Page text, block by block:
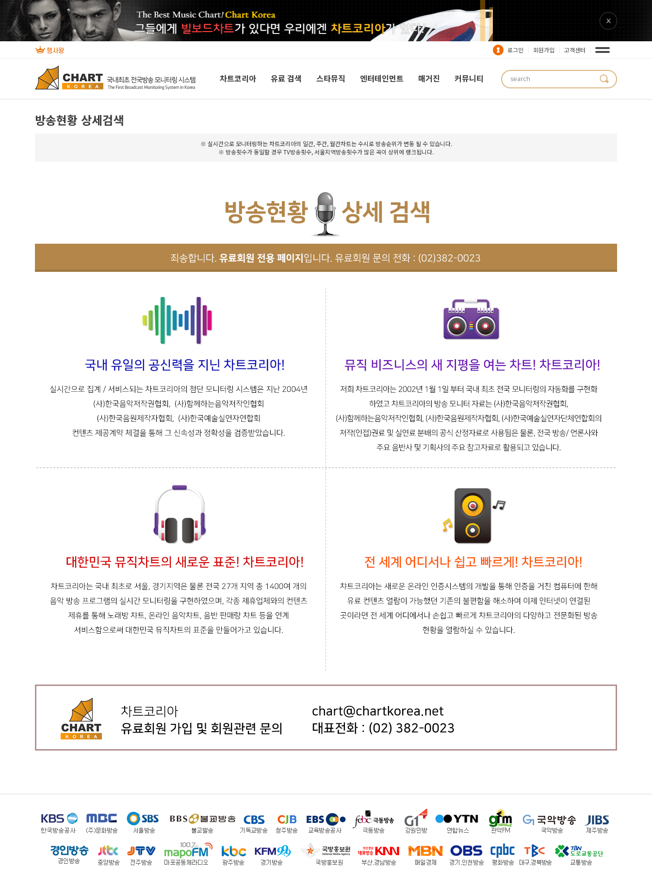
로그인 회원가입 고객센터
차트코리아 유료 검색 스타뮤직 엔터테인먼트 매거진 커뮤니티
방송현황 상세검색
※ 실시간으로 모니터링하는 차트코리아의 일간, 주간, 월간차트는 수시로 방송순위가 변동 될 수 있습니다.
※ 방송횟수가 동일할 경우 TV방송횟수, 서울지역방송횟수가 많은 곡이 상위에 랭크됩니다.